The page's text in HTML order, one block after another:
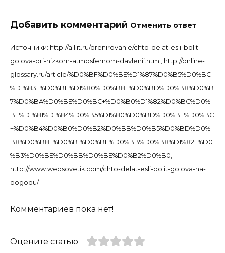
Добавить комментарий Отменить ответ
Источники: http://alllit.ru/drenirovanie/chto-delat-esli-bolit-
golova-pri-nizkom-atmosfernom-davlenii.html, http://online-
glossary.ru/article/%D0%BF%D0%BE%D1%87%D0%B5%D0%BC
%D1%83+%D0%BF%D1%80%D0%B8+%D0%BD%D0%B8%D0%B
7%D0%BA%D0%BE%D0%BC+%D0%B0%D1%82%D0%BC%D0%
BE%D1%81%D1%84%D0%B5%D1%80%D0%BD%D0%BE%D0%BC
+%D0%B4%D0%B0%D0%B2%D0%BB%D0%B5%D0%BD%D0%
B8%D0%B8+%D0%B1%D0%BE%D0%BB%D0%B8%D1%82+%D0
%B3%D0%BE%D0%BB%D0%BE%D0%B2%D0%B0,
http://www.websovetik.com/chto-delat-esli-bolit-golova-na-
pogodu/
Комментариев пока нет!
Оцените статью